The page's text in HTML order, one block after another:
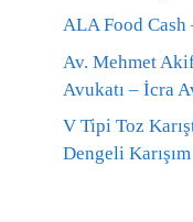
ALA Food Cash
Av. Mehmet
Avukatı – İcra
V Tipi Toz
Dengeli Karışım